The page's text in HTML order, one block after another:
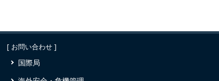
[ お問い合わせ ]
国際局